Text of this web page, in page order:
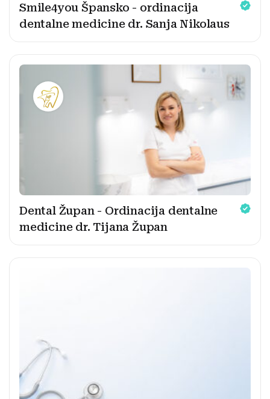
Smile4you Špansko - ordinacija
dentalne medicine dr. Sanja Nikolaus
Dental Župan - Ordinacija dentalne
medicine dr. Tijana Župan